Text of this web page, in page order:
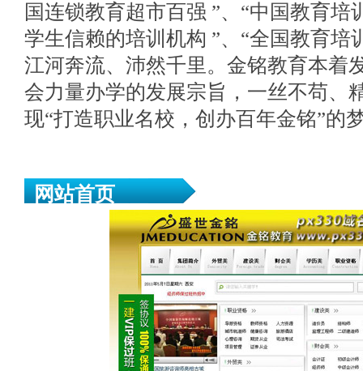
国连锁教育超市百强 ”、“中国教育培
学生信赖的培训机构 ”、“全国教育培
江河奔流、沛然千里。金铭教育本着
会力量办学的发展宗旨，一丝不苟、
现“打造职业名校，创办百年金铭”的
网站首页